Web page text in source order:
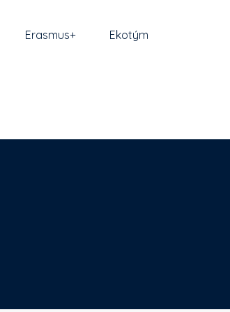
Erasmus+ Ekotým